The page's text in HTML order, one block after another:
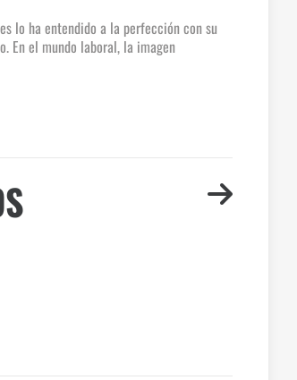
lo ha entendido a la perfección con su
En el mundo laboral, la imagen